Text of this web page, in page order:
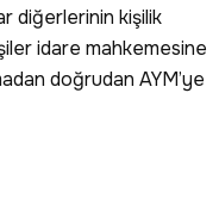
diğerlerinin kişilik
idare mahkemesine
doğrudan AYM’ye